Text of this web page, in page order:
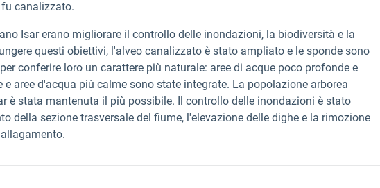
canalizzato.
Isar erano migliorare il controllo delle inondazioni, la biodiversità e la
questi obiettivi, l'alveo canalizzato è stato ampliato e le sponde sono
conferire loro un carattere più naturale: aree di acque poco profonde e
e aree d'acqua più calme sono state integrate. La popolazione arborea
è stata mantenuta il più possibile. Il controllo delle inondazioni è stato
della sezione trasversale del fiume, l'elevazione delle dighe e la rimozione